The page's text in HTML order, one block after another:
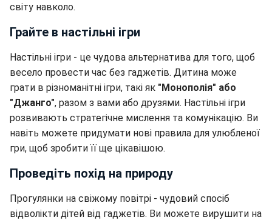
світу навколо.
Грайте в настільні ігри
Настільні ігри - це чудова альтернатива для того, щоб
весело провести час без гаджетів. Дитина може
грати в різноманітні ігри, такі як "Монополія" або
"Джанго", разом з вами або друзями. Настільні ігри
розвивають стратегічне мислення та комунікацію. Ви
навіть можете придумати нові правила для улюбленої
гри, щоб зробити її ще цікавішою.
Проведіть похід на природу
Прогулянки на свіжому повітрі - чудовий спосіб
відволікти дітей від гаджетів. Ви можете вирушити на